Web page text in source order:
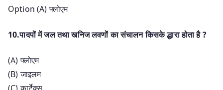
Option (A) फ्लोएम
10.पादपों में जल तथा खनिज लवणों का संचालन किसके द्धारा होता है ?
(A) फ्लोएम
(B) जाइलम